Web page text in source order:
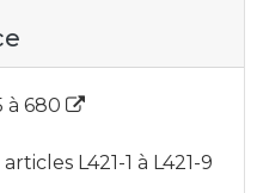
à 680
L421-1 à L421-9